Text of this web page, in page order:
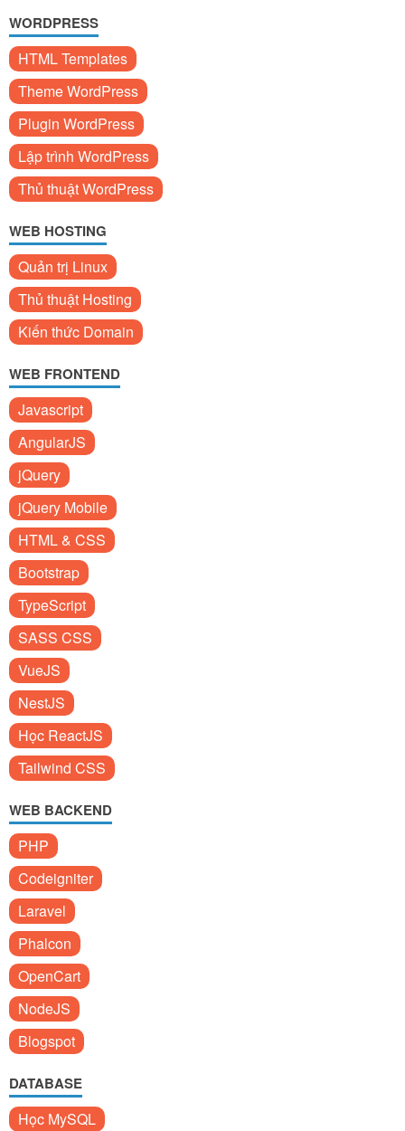
WORDPRESS
HTML Templates
Theme WordPress
Plugin WordPress
Lập trình WordPress
Thủ thuật WordPress
WEB HOSTING
Quản trị Linux
Thủ thuật Hosting
Kiến thức Domain
WEB FRONTEND
Javascript
AngularJS
jQuery
jQuery Mobile
HTML & CSS
Bootstrap
TypeScript
SASS CSS
VueJS
NestJS
Học ReactJS
Tailwind CSS
WEB BACKEND
PHP
Codeigniter
Laravel
Phalcon
OpenCart
NodeJS
Blogspot
DATABASE
Học MySQL